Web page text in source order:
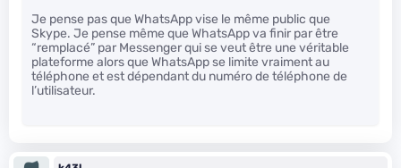
Je pense pas que WhatsApp vise le même public que
Skype. Je pense même que WhatsApp va finir par être
“remplacé” par Messenger qui se veut être une véritable
plateforme alors que WhatsApp se limite vraiment au
téléphone et est dépendant du numéro de téléphone de
l’utilisateur.